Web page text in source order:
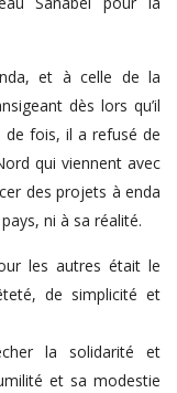
et à celle de la
dès lors qu’il
de fois, il a refusé de
qui viennent avec
des projets à enda
ni à sa réalité.
les autres était le
de simplicité et
la solidarité et
et sa modestie